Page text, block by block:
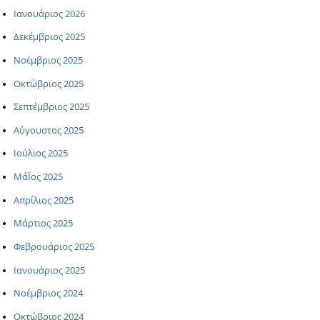
Ιανουάριος 2026
Δεκέμβριος 2025
Νοέμβριος 2025
Οκτώβριος 2025
Σεπτέμβριος 2025
Αύγουστος 2025
Ιούλιος 2025
ΜάΪος 2025
Απρίλιος 2025
Μάρτιος 2025
Φεβρουάριος 2025
Ιανουάριος 2025
Νοέμβριος 2024
Οκτώβριος 2024